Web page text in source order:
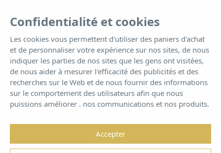
Junior Suite
Mieux qu’un hôtel ... tu ne veux pas rentrer à la maison
Confidentialité et cookies
Les cookies vous permettent d'utiliser des paniers d'achat
et de personnaliser votre expérience sur nos sites, de nous
indiquer les parties de nos sites que les gens ont visitées,
de nous aider à mesurer l'efficacité des publicités et des
recherches sur le Web et de nous fournir des informations
sur le comportement des utilisateurs afin que nous
puissions améliorer . nos communications et nos produits.
Accepter